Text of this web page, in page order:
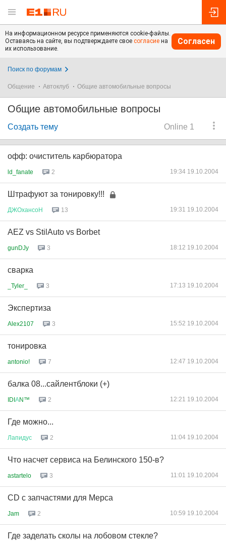
На информационном ресурсе применяются cookie-файлы.
Оставаясь на сайте, вы подтверждаете свое согласие на
их использование.
Согласен
Поиск по форумам
Общение Автоклуб Общие автомобильные вопросы
Общие автомобильные вопросы
Online 1
Создать тему
офф: очиститель карбюратора
ld_fanate 2 19:34 19.10.2004
Штрафуют за тонировку!!!
ДЖОхансоН 13 19:31 19.10.2004
AEZ vs StilAuto vs Borbet
gunDJy 3 18:12 19.10.2004
сварка
_Tyler_ 3 17:13 19.10.2004
Экспертиза
Alex2107 3 15:52 19.10.2004
тонировка
antonio! 7 12:47 19.10.2004
балка 08...сайлентблоки (+)
IDIАN™ 2 12:21 19.10.2004
Где можно...
Лапидус 2 11:04 19.10.2004
Что насчет сервиса на Белинского 150-в?
astartelo 3 11:01 19.10.2004
CD с запчастями для Мерса
Jam 2 10:59 19.10.2004
Где заделать сколы на лобовом стекле?